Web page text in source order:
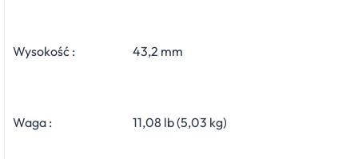
Wysokość : 43,2 mm
Waga : 11,08 lb (5,03 kg)